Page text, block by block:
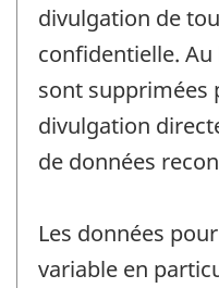
divulgation de
confidentielle.
sont supprimées
divulgation
de données
Les données
variable en